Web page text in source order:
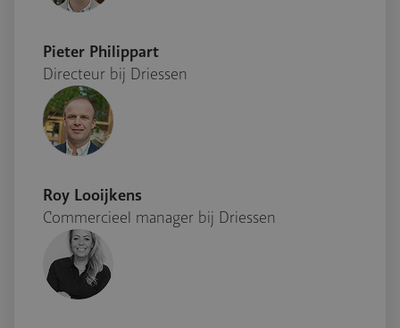
Pieter Philippart
Directeur bij Driessen
Roy Looijkens
Commercieel manager bij Driessen